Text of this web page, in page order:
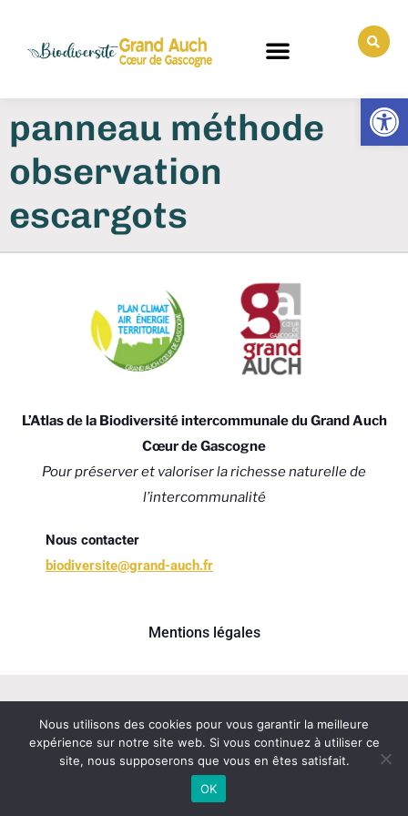
panneau méthode
observation
escargots
L’Atlas de la Biodiversité intercommunale du Grand Auch
Cœur de Gascogne
Pour préserver et valoriser la richesse naturelle de
l’intercommunalité
Nous contacter
biodiversite@grand-auch.fr
Mentions légales
Nous utilisons des cookies pour vous garantir la meilleure
expérience sur notre site web. Si vous continuez à utiliser ce
site, nous supposerons que vous en êtes satisfait.
OK